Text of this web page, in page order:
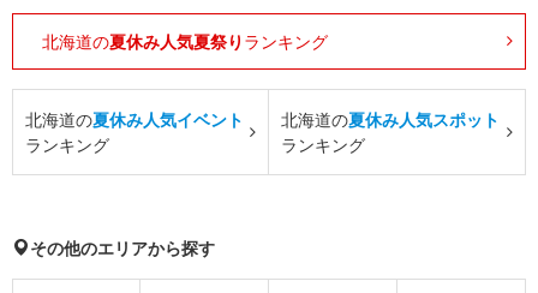
北海道の夏休み人気夏祭り ランキング
北海道の夏休み人気イベント
ランキング
北海道の夏休み人気スポット
ランキング
その他のエリアから探す